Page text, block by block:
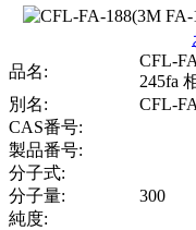
品名:
CFL-
245fa
別名:
CFL-
CAS番号:
製品番号:
分子式:
分子量:
300
純度: